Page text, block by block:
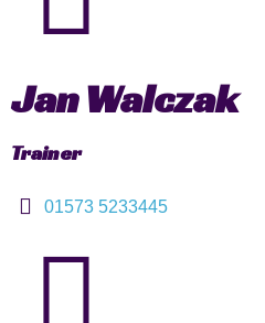
Jan Walczak
Trainer
01573 5233445